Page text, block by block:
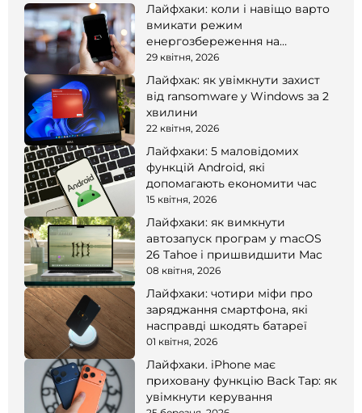
Лайфхаки: коли і навіщо варто
вмикати режим
енергозбереження на
смартфоні
29 квітня, 2026
Лайфхак: як увімкнути захист
від ransomware у Windows за 2
хвилини
22 квітня, 2026
Лайфхаки: 5 маловідомих
функцій Android, які
допомагають економити час
15 квітня, 2026
Лайфхаки: як вимкнути
автозапуск програм у macOS
26 Tahoe і пришвидшити Mac
08 квітня, 2026
Лайфхаки: чотири міфи про
заряджання смартфона, які
насправді шкодять батареї
01 квітня, 2026
Лайфхаки. iPhone має
приховану функцію Back Tap: як
увімкнути керування